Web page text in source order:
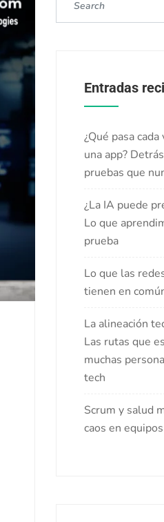
Entradas
¿Qué pasa
una app?
pruebas que
¿La IA puede
Lo que
prueba
Lo que las
tienen en
La alineación
Las rutas que
muchas
tech
Scrum y salud
caos en